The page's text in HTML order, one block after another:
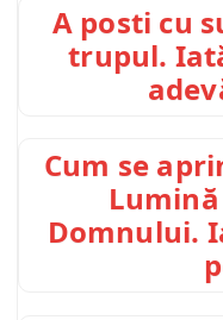
A posti cu
trupul.
Cum se
Domnului.